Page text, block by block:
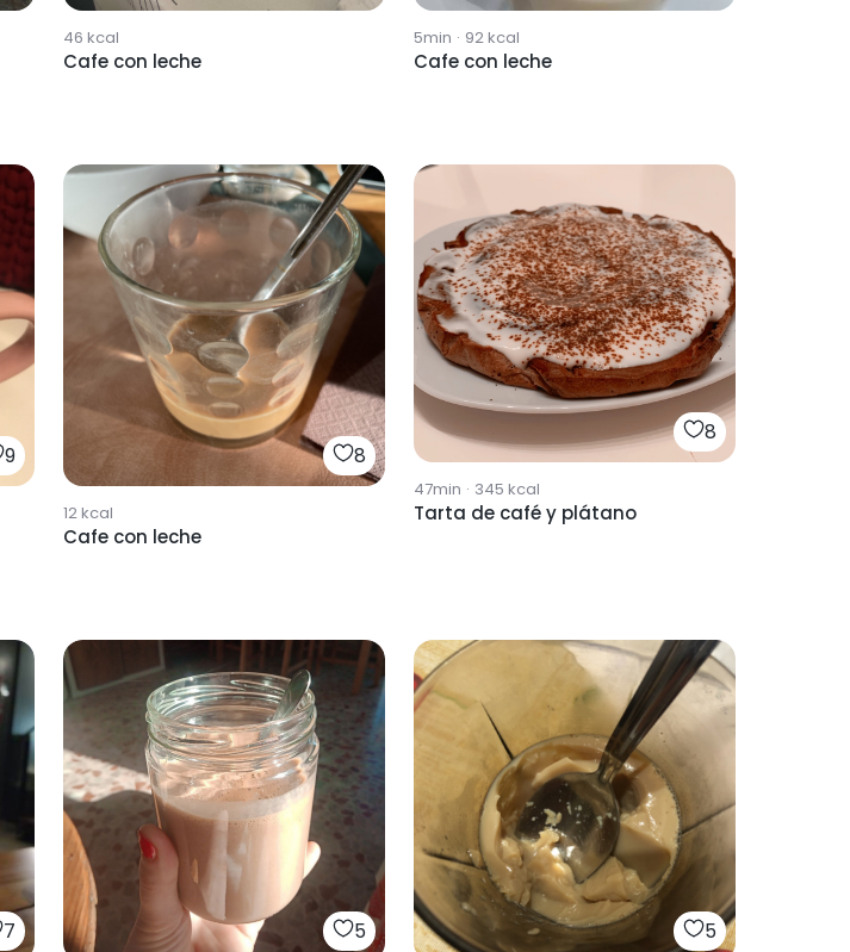
46 kcal
Cafe con leche
5min · 92kcal
Cafe con leche
9 8
12kcal
Cafe con leche
8
47min · 345 kcal
Tarta de café y plátano
7 5 5